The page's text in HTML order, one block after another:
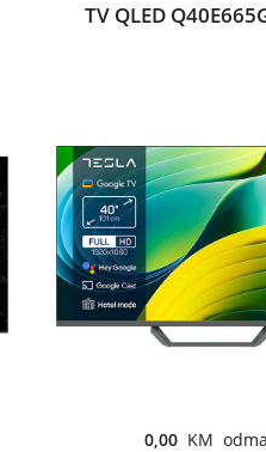
TV QLED
0,00 KM